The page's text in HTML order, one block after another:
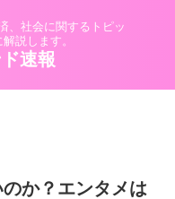
、社会に関するトピッ
説します。
速報
か？エンタメは